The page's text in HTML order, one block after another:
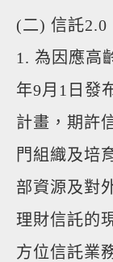
(二) 信託2.0
1. 為因應高
年9月1日發
計畫，期許
門組織及培
部資源及對
理財信託的
方位信託業